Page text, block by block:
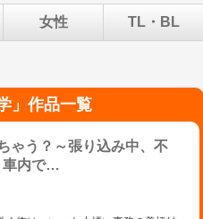
女性 TL・BL
」作品一覧
ゃう？～張り込み中、不
車内で…